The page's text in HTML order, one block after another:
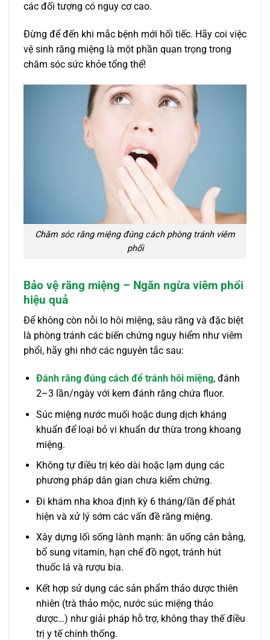
các đối tượng có nguy cơ cao.
Đừng để đến khi mắc bệnh mới hối tiếc. Hãy coi việc
vệ sinh răng miệng là một phần quan trọng trong
chăm sóc sức khỏe tổng thể!
Chăm sóc răng miệng đúng cách phòng tránh viêm
phổi
Bảo vệ răng miệng – Ngăn ngừa viêm phổi
hiệu quả
Để không còn nỗi lo hôi miệng, sâu răng và đặc biệt
là phòng tránh các biến chứng nguy hiểm như viêm
phổi, hãy ghi nhớ các nguyên tắc sau:
Đánh răng đúng cách để tránh hôi miệng, đánh
2–3 lần/ngày với kem đánh răng chứa fluor.
Súc miệng nước muối hoặc dung dịch kháng
khuẩn để loại bỏ vi khuẩn dư thừa trong khoang
miệng.
Không tự điều trị kéo dài hoặc lạm dụng các
phương pháp dân gian chưa kiểm chứng.
Đi khám nha khoa định kỳ 6 tháng/lần để phát
hiện và xử lý sớm các vấn đề răng miệng.
Xây dựng lối sống lành mạnh: ăn uống cân bằng,
bổ sung vitamin, hạn chế đồ ngọt, tránh hút
thuốc lá và rượu bia.
Kết hợp sử dụng các sản phẩm thảo dược thiên
nhiên (trà thảo mộc, nước súc miệng thảo
dược…) như giải pháp hỗ trợ, không thay thế điều
trị y tế chính thống.